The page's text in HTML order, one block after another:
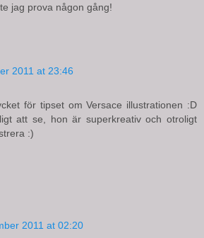
jag prova någon gång!
2011 at 23:46
för tipset om Versace illustrationen :D
att se, hon är superkreativ och otroligt
:)
2011 at 02:20